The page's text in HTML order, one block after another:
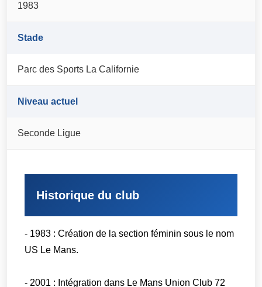
1983
Stade
Parc des Sports La Californie
Niveau actuel
Seconde Ligue
Historique du club
- 1983 : Création de la section féminin sous le nom
US Le Mans.
- 2001 : Intégration dans Le Mans Union Club 72